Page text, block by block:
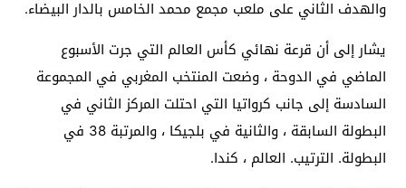
والهدف الثاني على ملعب مجمع محمد الخامس بالدار البيضاء.
يشار إلى أن قرعة نهائي كأس العالم التي جرت الأسبوع
الماضي في الدوحة ، وضعت المنتخب المغربي في المجموعة
السادسة إلى جانب كرواتيا التي احتلت المركز الثاني في
البطولة السابقة ، والثانية في بلجيكا ، والمرتبة 38 في
البطولة. الترتيب. العالم ، كندا.